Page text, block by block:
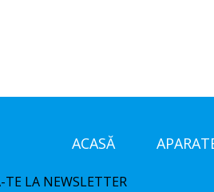
ACASĂ
LA NEWSLETTER